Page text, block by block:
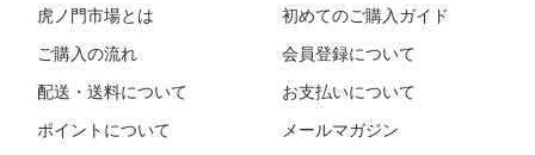
虎ノ門市場とは
初めてのご購入ガイド
ご購入の流れ
会員登録について
配送・送料について
お支払いについて
ポイントについて
メールマガジン